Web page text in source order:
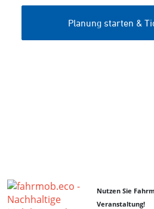
Nutzen Sie
Veranstaltung!